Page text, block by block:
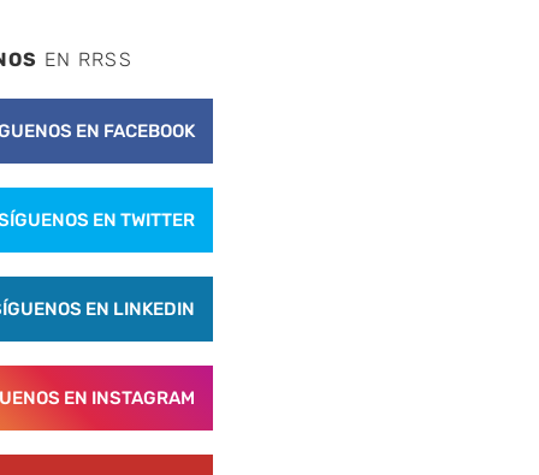
EN RRSS
EN FACEBOOK
EN TWITTER
EN LINKEDIN
EN INSTAGRAM